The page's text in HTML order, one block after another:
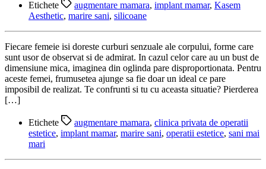
Etichete augmentare mamara, implant mamar, Kasem
Aesthetic, marire sani, silicoane
Fiecare femeie isi doreste curburi senzuale ale corpului, forme care
sunt usor de observat si de admirat. In cazul celor care au un bust de
dimensiune mica, imaginea din oglinda pare disproportionata. Pentru
aceste femei, frumusetea ajunge sa fie doar un ideal ce pare
imposibil de realizat. Te confrunti si tu cu aceasta situatie? Pierderea
[…]
Etichete augmentare mamara, clinica privata de operatii
estetice, implant mamar, marire sani, operatii estetice, sani mai
mari